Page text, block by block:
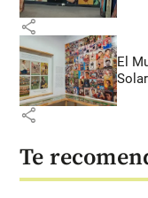
share
El
share
Te